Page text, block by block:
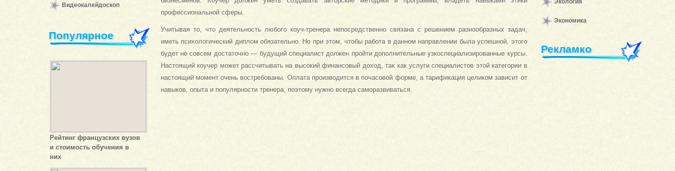
Видеокалейдоскоп
Популярное
Рейтинг французских вузов
и стоимость обучения в
них
профессиональной сферы.
Учитывая то, что деятельность любого коуч-тренера непосредственно связана с решением разнообразных задач,
иметь психологический диплом обязательно. Но при этом, чтобы работа в данном направлении была успешной, этого
будет не совсем достаточно — будущий специалист должен пройти дополнительные узкоспециализированные курсы.
Настоящий коучер может рассчитывать на высокий финансовый доход, так как услуги специалистов этой категории в
настоящий момент очень востребованы. Оплата производится в почасовой форме, а тарификация целиком зависит от
навыков, опыта и популярности тренера, поэтому нужно всегда саморазвиваться.
Экология
Экономика
Рекламко